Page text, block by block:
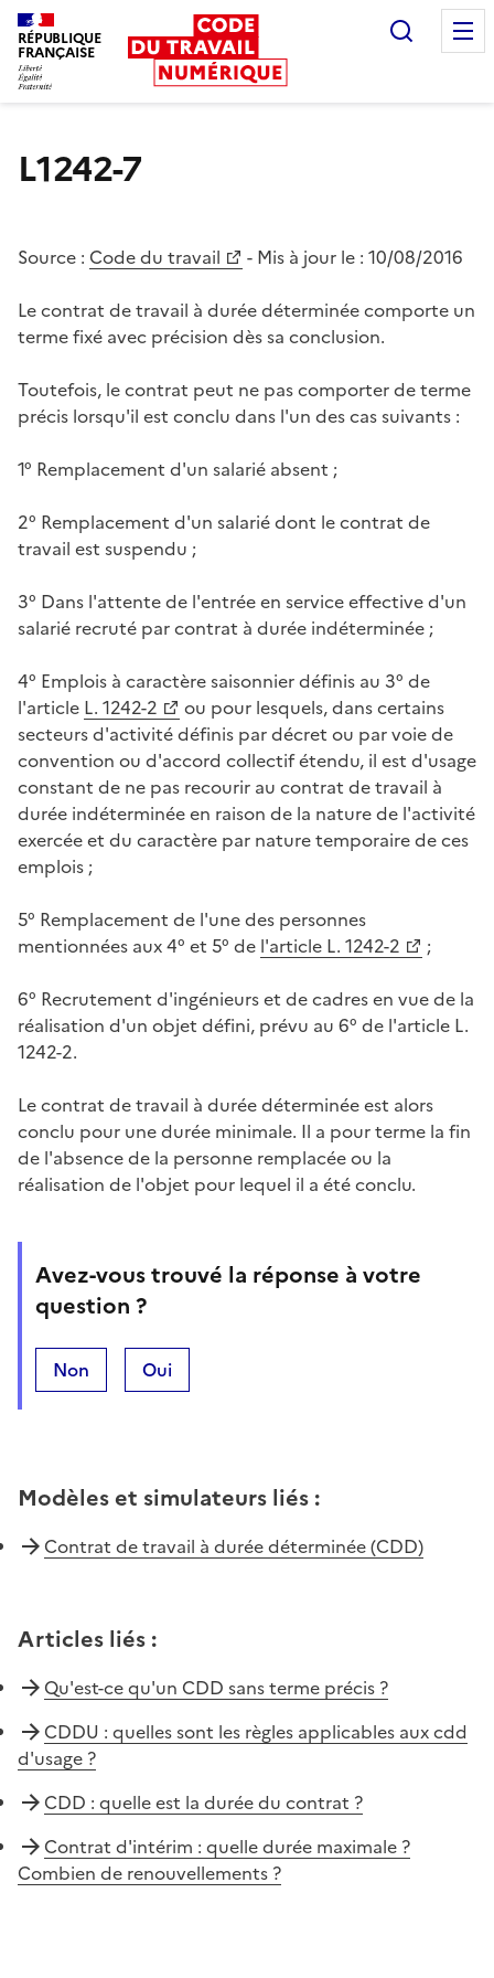
RÉPUBLIQUE
FRANÇAISE
L1242-7
Source : Code du travail - Mis à jour le : 10/08/2016
Le contrat de travail à durée déterminée comporte un
terme fixé avec précision dès sa conclusion.
Toutefois, le contrat peut ne pas comporter de terme
précis lorsqu'il est conclu dans l'un des cas suivants :
1° Remplacement d'un salarié absent ;
2° Remplacement d'un salarié dont le contrat de
travail est suspendu ;
3° Dans l'attente de l'entrée en service effective d'un
salarié recruté par contrat à durée indéterminée ;
4° Emplois à caractère saisonnier définis au 3° de
l'article L. 1242-2
ou pour lesquels, dans certains
secteurs d'activité définis par décret ou par voie de
convention ou d'accord collectif étendu, il est d'usage
constant de ne pas recourir au contrat de travail à
durée indéterminée en raison de la nature de l'activité
exercée et du caractère par nature temporaire de ces
emplois ;
5° Remplacement de l'une des personnes
mentionnées aux 4° et 5° de l'article L. 1242-2
;
6° Recrutement d'ingénieurs et de cadres en vue de la
réalisation d'un objet défini, prévu au 6° de l'article L.
1242-2.
Le contrat de travail à durée déterminée est alors
conclu pour une durée minimale. Il a pour terme la fin
de l'absence de la personne remplacée ou la
réalisation de l'objet pour lequel il a été conclu.
Avez-vous trouvé la réponse à votre
question ?
Non Oui
Modèles et simulateurs liés :
Contrat de travail à durée déterminée (CDD)
Articles liés :
Qu'est-ce qu'un CDD sans terme précis ?
CDDU : quelles sont les règles applicables aux cdd
d'usage ?
CDD : quelle est la durée du contrat ?
Contrat d'intérim : quelle durée maximale ?
Combien de renouvellements ?